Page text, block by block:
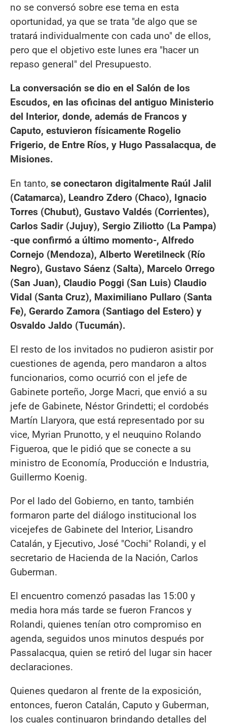
no se conversó sobre ese tema en esta
oportunidad, ya que se trata "de algo que se
tratará individualmente con cada uno" de ellos,
pero que el objetivo este lunes era "hacer un
repaso general" del Presupuesto.
La conversación se dio en el Salón de los
Escudos, en las oficinas del antiguo Ministerio
del Interior, donde, además de Francos y
Caputo, estuvieron físicamente Rogelio
Frigerio, de Entre Ríos, y Hugo Passalacqua, de
Misiones.
En tanto, se conectaron digitalmente Raúl Jalil
(Catamarca), Leandro Zdero (Chaco), Ignacio
Torres (Chubut), Gustavo Valdés (Corrientes),
Carlos Sadir (Jujuy), Sergio Ziliotto (La Pampa)
-que confirmó a último momento-, Alfredo
Cornejo (Mendoza), Alberto Weretilneck (Río
Negro), Gustavo Sáenz (Salta), Marcelo Orrego
(San Juan), Claudio Poggi (San Luis) Claudio
Vidal (Santa Cruz), Maximiliano Pullaro (Santa
Fe), Gerardo Zamora (Santiago del Estero) y
Osvaldo Jaldo (Tucumán).
El resto de los invitados no pudieron asistir por
cuestiones de agenda, pero mandaron a altos
funcionarios, como ocurrió con el jefe de
Gabinete porteño, Jorge Macri, que envió a su
jefe de Gabinete, Néstor Grindetti; el cordobés
Martín Llaryora, que está representado por su
vice, Myrian Prunotto, y el neuquino Rolando
Figueroa, que le pidió que se conecte a su
ministro de Economía, Producción e Industria,
Guillermo Koenig.
Por el lado del Gobierno, en tanto, también
formaron parte del diálogo institucional los
vicejefes de Gabinete del Interior, Lisandro
Catalán, y Ejecutivo, José "Cochi" Rolandi, y el
secretario de Hacienda de la Nación, Carlos
Guberman.
El encuentro comenzó pasadas las 15:00 y
media hora más tarde se fueron Francos y
Rolandi, quienes tenían otro compromiso en
agenda, seguidos unos minutos después por
Passalacqua, quien se retiró del lugar sin hacer
declaraciones.
Quienes quedaron al frente de la exposición,
entonces, fueron Catalán, Caputo y Guberman,
los cuales continuaron brindando detalles del